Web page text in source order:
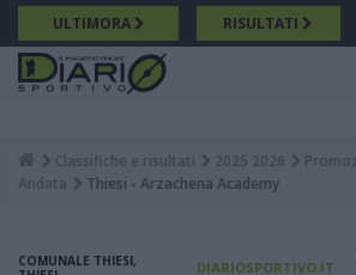
Salta
al
contenuto
principale
ULTIMORA RISULTATI
Breadcrumb
Classifiche e risultati 2025 2026
Andata
Thiesi - Arzachena Academy
COMUNALE THIESI,
DIARIOSPORTIVO.IT